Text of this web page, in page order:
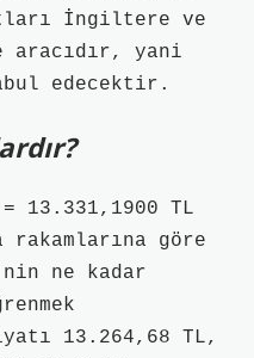
İngiltere ve
aracıdır, yani
edecektir.
TL
rakamlarına göre
ne kadar
13.264,68 TL,